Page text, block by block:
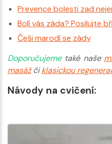
Prevence bolesti zad
Bolí vás záda? Posilujte
Češi marodí se zády
Doporučujeme také naše
masážčiklasickou
Návody na cvičení: